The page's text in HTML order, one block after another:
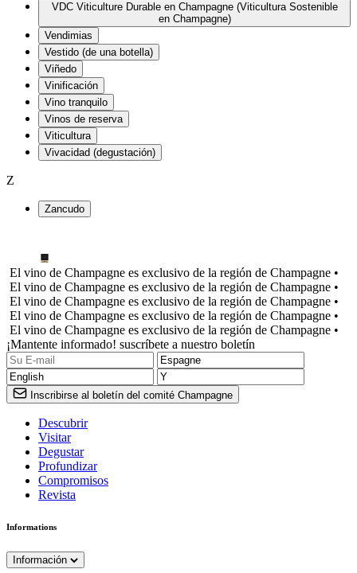
VDC Viticulture Durable en Champagne (Viticultura Sostenible
en Champagne)
Vendimias
Vestido (de una botella)
Viñedo
Vinificación
Vino tranquilo
Vinos de reserva
Viticultura
Vivacidad (degustación)
Z
Zancudo
El vino de Champagne es exclusivo de la región de Champagne •
El vino de Champagne es exclusivo de la región de Champagne •
El vino de Champagne es exclusivo de la región de Champagne •
El vino de Champagne es exclusivo de la región de Champagne •
El vino de Champagne es exclusivo de la región de Champagne •
¡Mantente informado! suscríbete a nuestro boletín
Inscribirse al boletín del comité Champagne
Descubrir
Visitar
Degustar
Profundizar
Compromisos
Revista
Informations
Información